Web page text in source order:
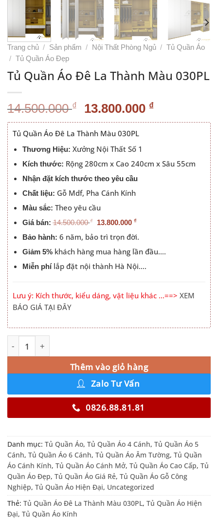
Trang chủ / Sản phẩm / Nội Thất Phòng Ngủ / Tủ Quần Áo
/ Tủ Quần Áo Đẹp
Tủ Quần Áo Đê La Thành Màu 030PL
14.500.000₫ Giá
gốc
là:
14.500.000 ₫.
13.800.000 ₫Giá
hiện
Tủ Quần Áo Đê La Thành Màu 030PL
Thương Hiệu: Xưởng Nội Thất Số 1
Kích thước: Rộng 280cm x Cao 240cm x Sâu 55cm
Nhận đặt kích thước theo yêu cầu
Chất liệu: Gỗ Mdf, Pha Cánh Kính
Màu sắc: Theo yêu cầu
Giá bán:14.500.000 ₫ 13.800.000 ₫
Bảo hành: 6 năm, bảo trì trọn đời.
Giảm 5%khách hàng mua hàng lần đầu….
Miễn phílắp đặt nội thành Hà Nội….
Lưu ý: Kích thước, kiểu dáng, vật liệu khác …==> XEM
BÁO GIÁ TẠI ĐÂY
Tủ Quần Áo Đê La Thành Màu 030PL số lượng
Thêm vào giỏ hàng
Alternative:
Zalo Tư Vấn
0826.88.81.81
Danh mục: Tủ Quần Áo, Tủ Quần Áo 4 Cánh, Tủ Quần Áo 5
Cánh, Tủ Quần Áo 6 Cánh, Tủ Quần Áo Âm Tường, Tủ Quần
Áo Cánh Kính, Tủ Quần Áo Cánh Mở, Tủ Quần Áo Cao Cấp, Tủ
Quần Áo Đẹp, Tủ Quần Áo Giá Rẻ, Tủ Quần Áo Gỗ Công
Nghiệp, Tủ Quần Áo Hiện Đại, Uncategorized
Thẻ: Tủ Quần Áo Đê La Thành Màu 030PL, Tủ Quần Áo Hiện
Đại, Tủ Quần Áo Kính